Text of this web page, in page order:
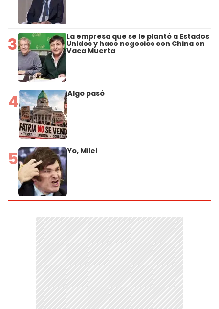
3 La empresa que se le plantó a Estados
Unidos y hace negocios con China en
Vaca Muerta
4 Algo pasó
5 Yo, Milei